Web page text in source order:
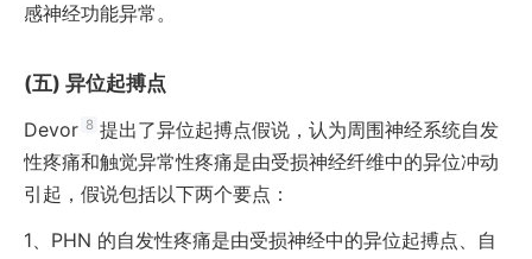
感神经功能异常。
异位起搏点
Devor 8 提出了异位起搏点假说，认为周围神经系统自发
性疼痛和触觉异常性疼痛是由受损神经纤维中的异位冲动
引起，假说包括以下两个要点：
1、 PHN 的自发性疼痛是由受损神经中的异位起搏点、自